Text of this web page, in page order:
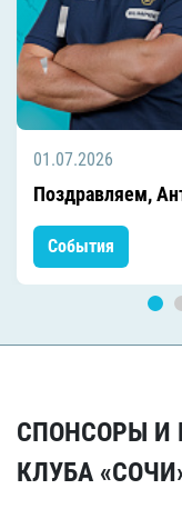
01.07.2026
Поздравляем,
События
СПОНСОРЫ И
КЛУБА